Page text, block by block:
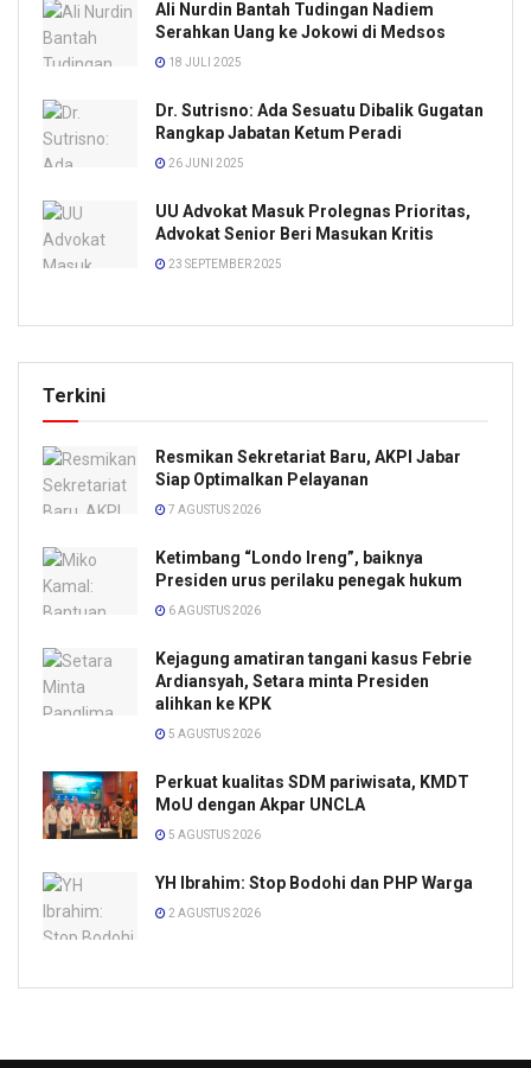
Ali Nurdin Bantah Tudingan Nadiem
Serahkan Uang ke Jokowi di Medsos
18 JULI 2025
Dr. Sutrisno: Ada Sesuatu Dibalik Gugatan
Rangkap Jabatan Ketum Peradi
26 JUNI 2025
UU Advokat Masuk Prolegnas Prioritas,
Advokat Senior Beri Masukan Kritis
23 SEPTEMBER 2025
Terkini
Resmikan Sekretariat Baru, AKPI Jabar
Siap Optimalkan Pelayanan
7 AGUSTUS 2026
Ketimbang “Londo Ireng”, baiknya
Presiden urus perilaku penegak hukum
6 AGUSTUS 2026
Kejagung amatiran tangani kasus Febrie
Ardiansyah, Setara minta Presiden
alihkan ke KPK
5 AGUSTUS 2026
Perkuat kualitas SDM pariwisata, KMDT
MoU dengan Akpar UNCLA
5 AGUSTUS 2026
YH Ibrahim: Stop Bodohi dan PHP Warga
2 AGUSTUS 2026